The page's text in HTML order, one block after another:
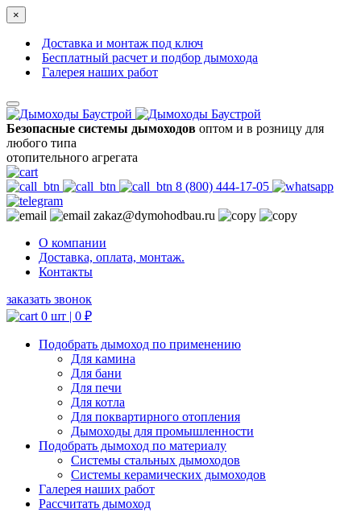
×
Доставка и монтаж под ключ
Бесплатный расчет и подбор дымохода
Галерея наших работ
Безопасные системы дымоходов оптом и в розницу для
любого типа
отопительного агрегата
8 (800) 444-17-05
zakaz@dymohodbau.ru
О компании
Доставка, оплата, монтаж.
Контакты
заказать звонок
0 шт | 0 ₽
Подобрать дымоход по применению
Для камина
Для бани
Для печи
Для котла
Для поквартирного отопления
Дымоходы для промышленности
Подобрать дымоход по материалу
Системы стальных дымоходов
Системы керамических дымоходов
Галерея наших работ
Рассчитать дымоход